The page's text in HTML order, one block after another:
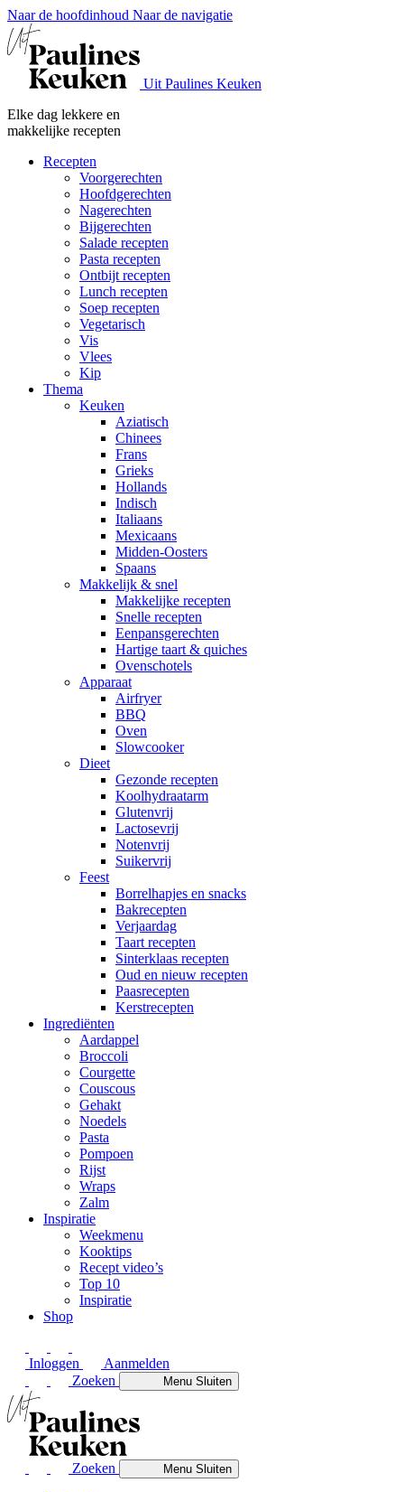
Naar de hoofdinhoud Naar de navigatie
Uit Paulines Keuken
Elke dag lekkere en
makkelijke recepten
Recepten
Voorgerechten
Hoofdgerechten
Nagerechten
Bijgerechten
Salade recepten
Pasta recepten
Ontbijt recepten
Lunch recepten
Soep recepten
Vegetarisch
Vis
Vlees
Kip
Thema
Keuken
Aziatisch
Chinees
Frans
Grieks
Hollands
Indisch
Italiaans
Mexicaans
Midden-Oosters
Spaans
Makkelijk & snel
Makkelijke recepten
Snelle recepten
Eenpansgerechten
Hartige taart & quiches
Ovenschotels
Apparaat
Airfryer
BBQ
Oven
Slowcooker
Dieet
Gezonde recepten
Koolhydraatarm
Glutenvrij
Lactosevrij
Notenvrij
Suikervrij
Feest
Borrelhapjes en snacks
Bakrecepten
Verjaardag
Taart recepten
Sinterklaas recepten
Oud en nieuw recepten
Paasrecepten
Kerstrecepten
Ingrediënten
Aardappel
Broccoli
Courgette
Couscous
Gehakt
Noedels
Pasta
Pompoen
Rijst
Wraps
Zalm
Inspiratie
Weekmenu
Kooktips
Recept video’s
Top 10
Inspiratie
Shop
Inloggen
Aanmelden
Zoeken
MenuSluiten
Zoeken MenuSluiten